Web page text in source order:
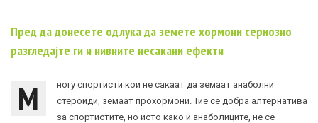
Пред да донесете одлука да земете хормони сериозно
разгледајте ги и нивните несакани ефекти
М
ногу спортисти кои не сакаат да земаат анаболни
стероиди, земаат прохормони. Тие се добра алтернатива
за спортистите, но исто како и анаболиците, не се